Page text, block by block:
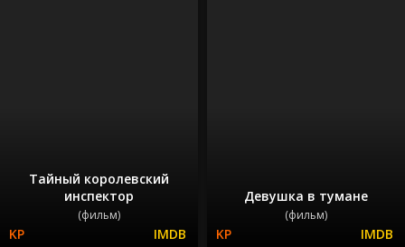
Тайный королевский
инспектор
(фильм)
Девушка в тумане
(фильм)